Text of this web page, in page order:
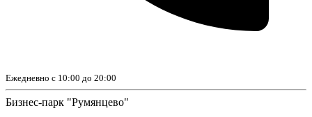
Ежедневно с 10:00 до 20:00
Бизнес-парк "Румянцево"